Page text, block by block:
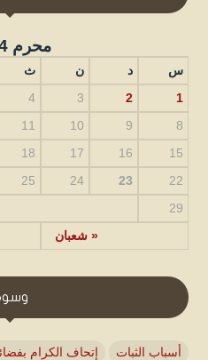
محرم 1444
س د ن ث
« شعبان
1
2
3
4
8
9
10
11
15
16
17
18
22
23
24
25
29
أسباب الثبات
إتحاف الكرام